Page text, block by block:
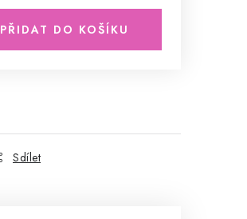
PŘIDAT DO KOŠÍKU
Sdílet